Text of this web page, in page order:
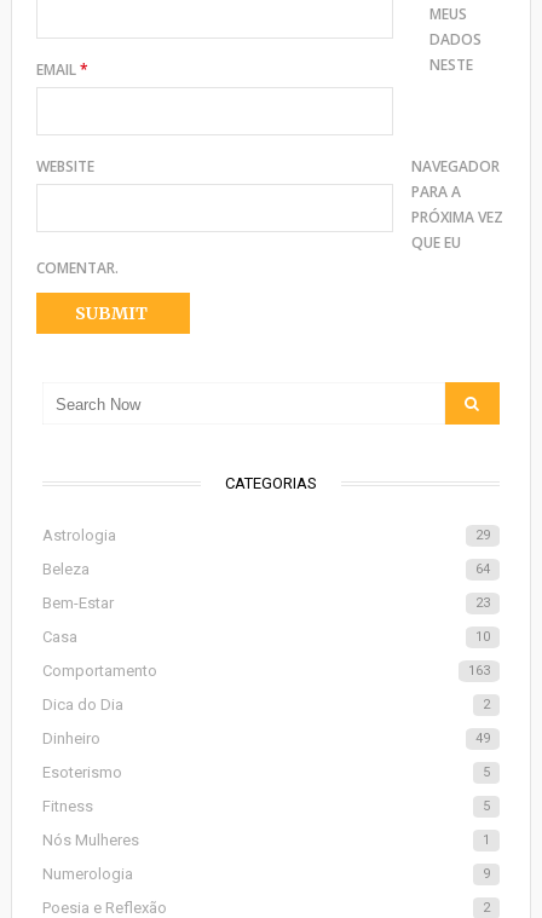
EMAIL*
WEBSITE
MEUS
DADOS
NESTE
NAVEGADOR
PARA A
PRÓXIMA VEZ
QUE EU
COMENTAR.
CATEGORIAS
Astrologia 29
Beleza 64
Bem-Estar 23
Casa 10
Comportamento 163
Dica do Dia 2
Dinheiro 49
Esoterismo 5
Fitness 5
Nós Mulheres 1
Numerologia 9
Poesia e Reflexão 2